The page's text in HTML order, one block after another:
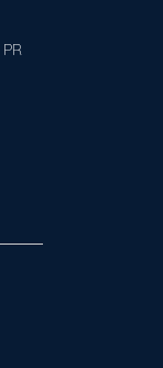
PR